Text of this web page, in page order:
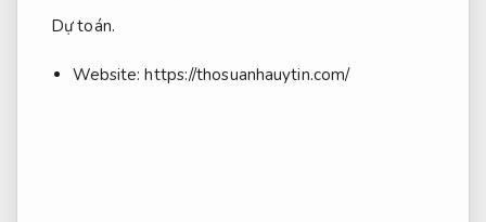
Dự toán.
Website: https://thosuanhauytin.com/